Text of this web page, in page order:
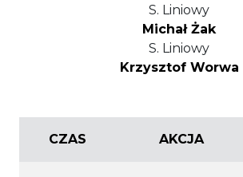
S. Liniowy
Michał Żak
S. Liniowy
Krzysztof Worwa
CZAS AKCJA